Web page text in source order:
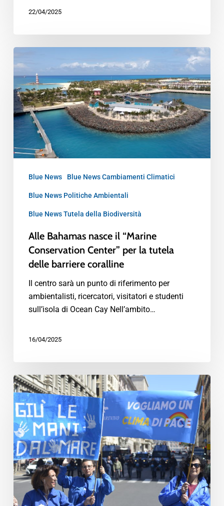
22/04/2025
Blue News Blue News Cambiamenti Climatici
Blue News Politiche Ambientali
Blue News Tutela della Biodiversità
Alle Bahamas nasce il “Marine
Conservation Center” per la tutela
delle barriere coralline
Il centro sarà un punto di riferimento per
ambientalisti, ricercatori, visitatori e studenti
sull’isola di Ocean Cay Nell’ambito…
16/04/2025